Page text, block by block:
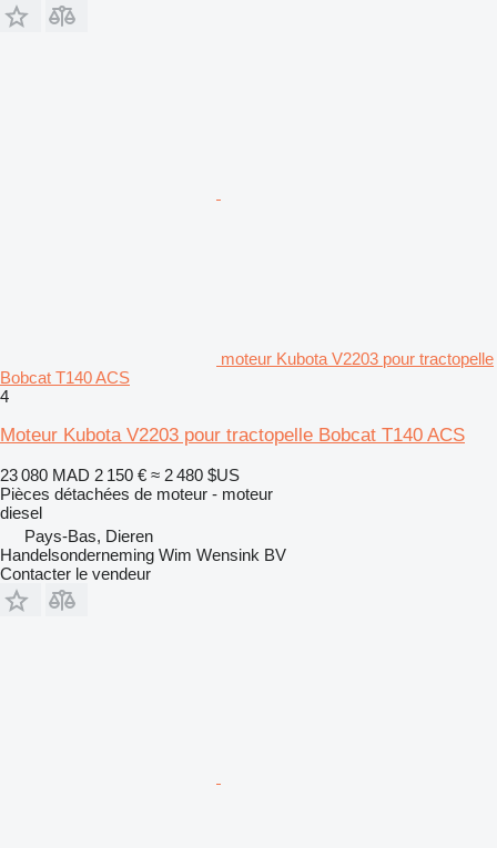
moteur Kubota V2203 pour tractopelle
Bobcat T140 ACS
4
Moteur Kubota V2203 pour tractopelle Bobcat T140 ACS
23 080 MAD 2 150 € ≈ 2 480 $US
Pièces détachées de moteur - moteur
diesel
Pays-Bas, Dieren
Handelsonderneming Wim Wensink BV
Contacter le vendeur